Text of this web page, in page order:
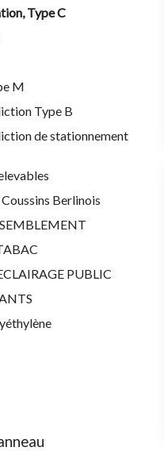
Type C
M
Type B
de stationnement
Berlinois
PUBLIC